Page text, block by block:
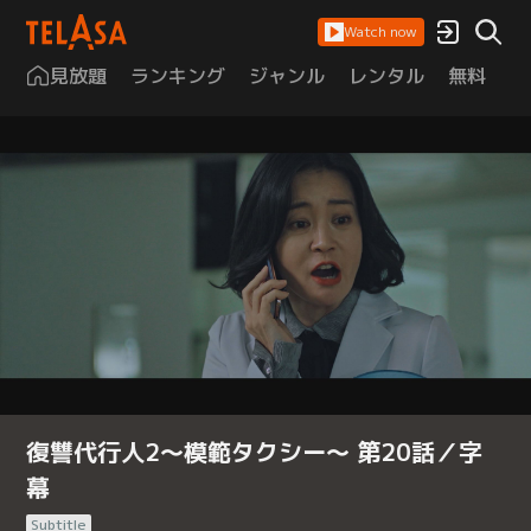
Watch now
見放題 ランキング ジャンル レンタル 無料
復讐代行人2～模範タクシー～ 第20話／字
幕
Subtitle